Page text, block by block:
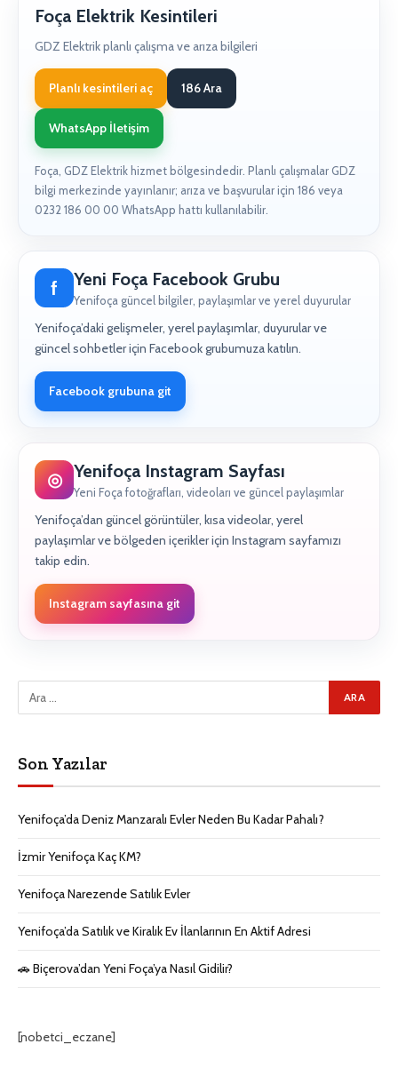
Foça Elektrik Kesintileri
GDZ Elektrik planlı çalışma ve arıza bilgileri
Planlı kesintileri aç 186 Ara
WhatsApp İletişim
Foça, GDZ Elektrik hizmet bölgesindedir. Planlı çalışmalar GDZ
bilgi merkezinde yayınlanır; arıza ve başvurular için 186 veya
0232 186 00 00 WhatsApp hattı kullanılabilir.
f Yeni Foça Facebook Grubu
Yenifoça güncel bilgiler, paylaşımlar ve yerel duyurular
Yenifoça’daki gelişmeler, yerel paylaşımlar, duyurular ve
güncel sohbetler için Facebook grubumuza katılın.
Facebook grubuna git
◎ Yenifoça Instagram Sayfası
Yeni Foça fotoğrafları, videoları ve güncel paylaşımlar
Yenifoça’dan güncel görüntüler, kısa videolar, yerel
paylaşımlar ve bölgeden içerikler için Instagram sayfamızı
takip edin.
Instagram sayfasına git
Son Yazılar
Yenifoça’da Deniz Manzaralı Evler Neden Bu Kadar Pahalı?
İzmir Yenifoça Kaç KM?
Yenifoça Narezende Satılık Evler
Yenifoça’da Satılık ve Kiralık Ev İlanlarının En Aktif Adresi
🚗 Biçerova’dan Yeni Foça’ya Nasıl Gidilir?
[nobetci_eczane]